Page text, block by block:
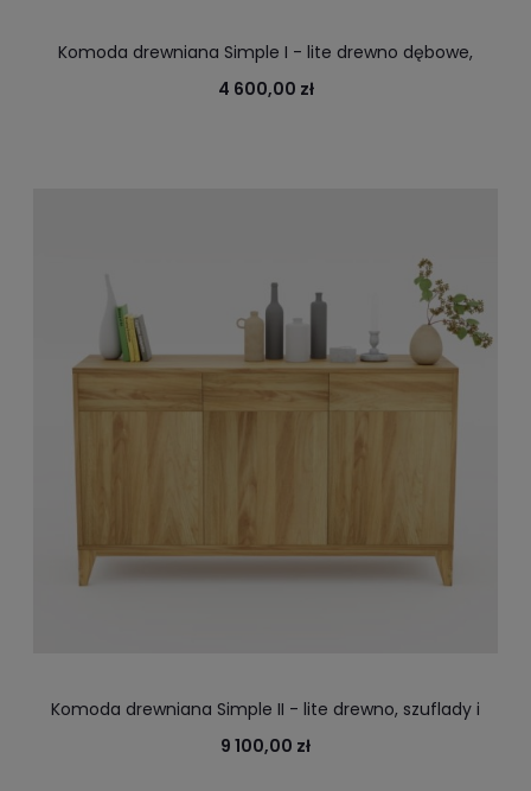
Komoda drewniana Simple I - lite drewno dębowe,
jesion
4 600,00 zł
Komoda drewniana Simple II - lite drewno, szuflady i
fronty otwierane na dotyk
9 100,00 zł